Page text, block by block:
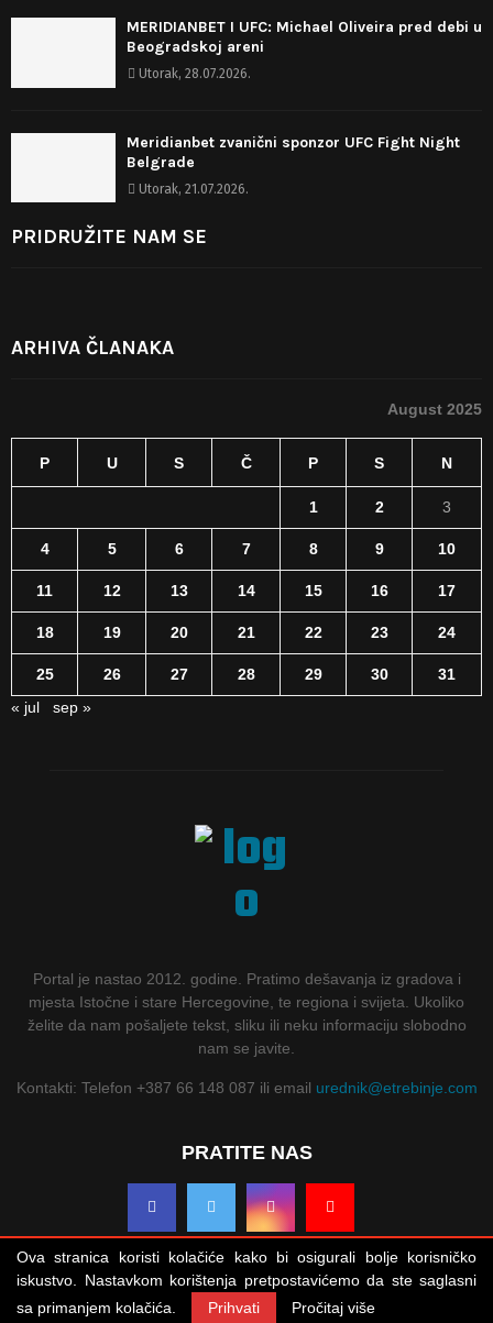
MERIDIANBET I UFC: Michael Oliveira pred debi u
Beogradskoj areni
Utorak, 28.07.2026.
Meridianbet zvanični sponzor UFC Fight Night
Belgrade
Utorak, 21.07.2026.
PRIDRUŽITE NAM SE
ARHIVA ČLANAKA
August 2025
P U S Č P S N
1 2 3
4 5 6 7 8 9 10
11 12 13 14 15 16 17
18 19 20 21 22 23 24
25 26 27 28 29 30
31
« jul
sep »
Portal je nastao 2012. godine. Pratimo dešavanja iz gradova i
mjesta Istočne i stare Hercegovine, te regiona i svijeta. Ukoliko
želite da nam pošaljete tekst, sliku ili neku informaciju slobodno
nam se javite.
Kontakti: Telefon +387 66 148 087 ili email urednik@etrebinje.com
PRATITE NAS
© 2012 - 2023 eTrebinje. Sva prava zadržana.Uslovi korištenja
Ova stranica koristi kolačiće kako bi osigurali bolje korisničko
iskustvo. Nastavkom korištenja pretpostavićemo da ste saglasni
sa primanjem kolačića.
Prihvati Pročitaj više